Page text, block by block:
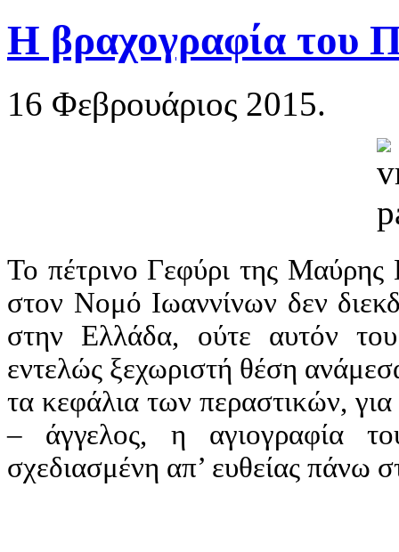
Η βραχογραφία του
16 Φεβρουάριος 2015.
Το πέτρινο Γεφύρι της Μαύρης
στον Νομό Ιωαννίνων δεν
στην Ελλάδα, ούτε αυτόν
εντελώς ξεχωριστή θέση
τα κεφάλια των περαστικών,
– άγγελος, η αγιογραφία
σχεδιασμένη απ’ ευθείας πάνω